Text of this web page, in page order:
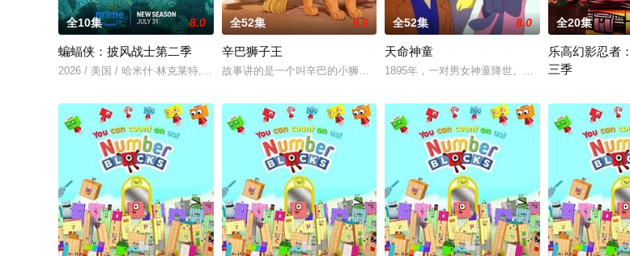
全10集 8.0
蝙蝠侠：披风战士第二季
2026 / 美国 / 哈米什·林克莱特,米歇尔·C·博尼拉,克里斯托·乔伊·布朗,约翰·迪·马吉欧,埃里克·
全52集 9.0
辛巴狮子王
故事讲的是一个叫辛巴的小狮子在困难中进行历练，最终成为丛林之王的故事。故事中，
全52集 8.0
天命神童
1895年，一对男女神童降世。两个孩子在同一时辰
全20集
乐高幻影忍者
三季